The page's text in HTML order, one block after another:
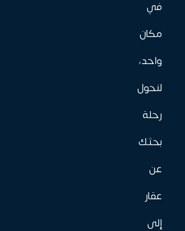
في
مكان
واحد،
لنحول
رحلة
بحثك
عن
عقار
إلى